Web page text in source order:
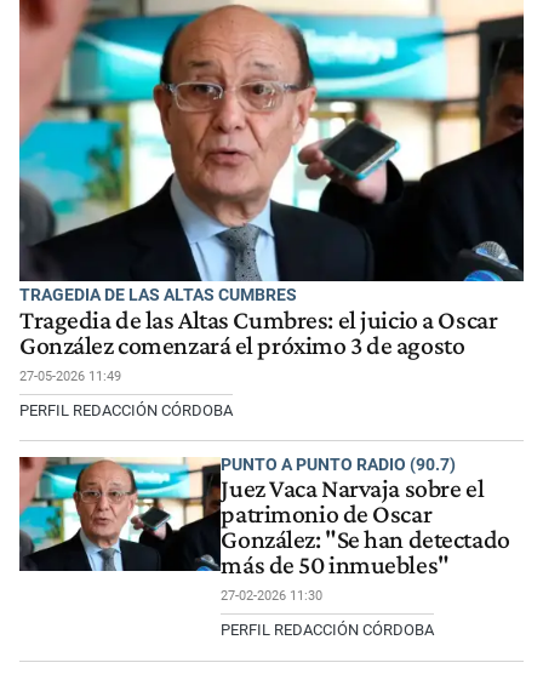
TRAGEDIA DE LAS ALTAS CUMBRES
Tragedia de las Altas Cumbres: el juicio a Oscar
González comenzará el próximo 3 de agosto
27-05-2026 11:49
PERFIL REDACCIÓN CÓRDOBA
PUNTO A PUNTO RADIO (90.7)
Juez Vaca Narvaja sobre el
patrimonio de Oscar
González: "Se han detectado
más de 50 inmuebles"
27-02-2026 11:30
PERFIL REDACCIÓN CÓRDOBA